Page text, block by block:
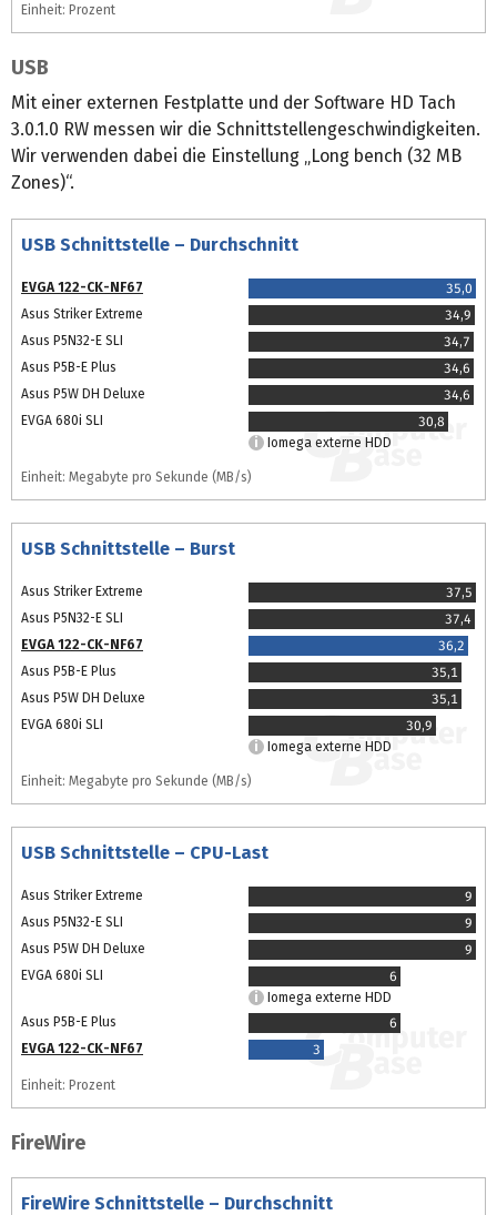
Einheit: Prozent
USB
Mit einer externen Festplatte und der Software HD Tach
3.0.1.0 RW messen wir die Schnittstellengeschwindigkeiten.
Wir verwenden dabei die Einstellung „Long bench (32 MB
Zones)“.
USB Schnittstelle – Durchschnitt
EVGA 122-CK-NF67
35,0
Asus Striker Extreme
34,9
Asus P5N32-E SLI
34,7
Asus P5B-E Plus
34,6
Asus P5W DH Deluxe
34,6
EVGA 680i SLI
30,8
Iomega externe HDD
Einheit: Megabyte pro Sekunde (MB/s)
USB Schnittstelle – Burst
Asus Striker Extreme
37,5
Asus P5N32-E SLI
37,4
EVGA 122-CK-NF67
36,2
Asus P5B-E Plus
35,1
Asus P5W DH Deluxe
35,1
EVGA 680i SLI
30,9
Iomega externe HDD
Einheit: Megabyte pro Sekunde (MB/s)
USB Schnittstelle – CPU-Last
Asus Striker Extreme
9
Asus P5N32-E SLI
9
Asus P5W DH Deluxe
9
EVGA 680i SLI
6
Iomega externe HDD
Asus P5B-E Plus
6
EVGA 122-CK-NF67
3
Einheit: Prozent
FireWire
FireWire Schnittstelle – Durchschnitt